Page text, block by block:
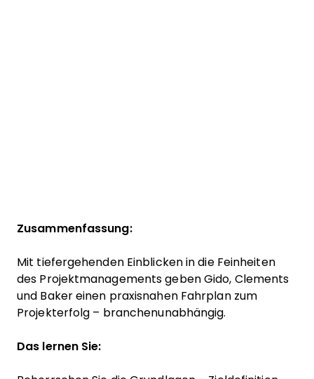
Zusammenfassung:
Mit tiefergehenden Einblicken in die Feinheiten
des Projektmanagements geben Gido, Clements
und Baker einen praxisnahen Fahrplan zum
Projekterfolg – branchenunabhängig.
Das lernen Sie: